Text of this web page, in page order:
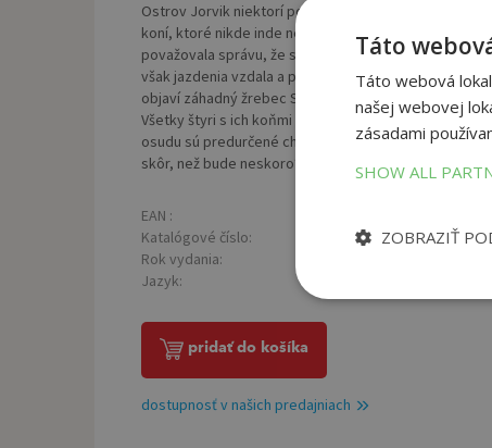
Ostrov Jorvik niektorí považujú za magickú
koní, ktoré nikde inde nenájdete. Hovorí sa, že práve
považovala správu, že sa s otcom sťahujú na Jorvik,
však jazdenia vzdala a prisahala, že do stajne už
objaví záhadný žrebec Starshine s modrou hrivou,
Všetky štyri s ich koňmi spája neobyčajné puto.
osudu sú predurčené chrániť Jorvik pred temnými
skôr, než bude neskoro? Pre čitateľov od 9 rokov.
EAN :
Katalógové číslo: 1446318
Rok vydania:
Jazyk: slovenský
pridať do košíka
dostupnosť v našich predajniach
Táto
Táto webová
našej webovej
zásadami
SHOW ALL
ZOBRAZIŤ